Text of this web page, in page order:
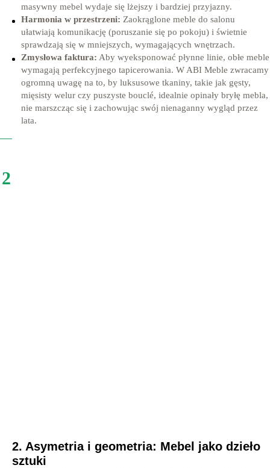
masywny mebel wydaje się lżejszy i bardziej przyjazny.
Harmonia w przestrzeni: Zaokrąglone meble do salonu
ułatwiają komunikację (poruszanie się po pokoju) i świetnie
sprawdzają się w mniejszych, wymagających wnętrzach.
Zmysłowa faktura: Aby wyeksponować płynne linie, obłe meble
wymagają perfekcyjnego tapicerowania. W ABI Meble zwracamy
ogromną uwagę na to, by luksusowe tkaniny, takie jak gęsty,
mięsisty welur czy puszyste bouclé, idealnie opinały bryłę mebla,
nie marszcząc się i zachowując swój nienaganny wygląd przez
lata.
2
2. Asymetria i geometria: Mebel jako dzieło
sztuki